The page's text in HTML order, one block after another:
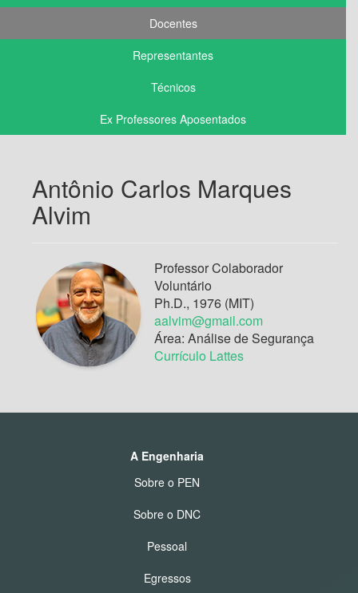
Docentes
Representantes
Técnicos
Ex Professores Aposentados
Antônio Carlos Marques
Alvim
Professor Colaborador
Voluntário
Ph.D., 1976 (MIT)
aalvim@gmail.com
Área: Análise de Segurança
Currículo Lattes
A Engenharia
Sobre o PEN
Sobre o DNC
Pessoal
Egressos